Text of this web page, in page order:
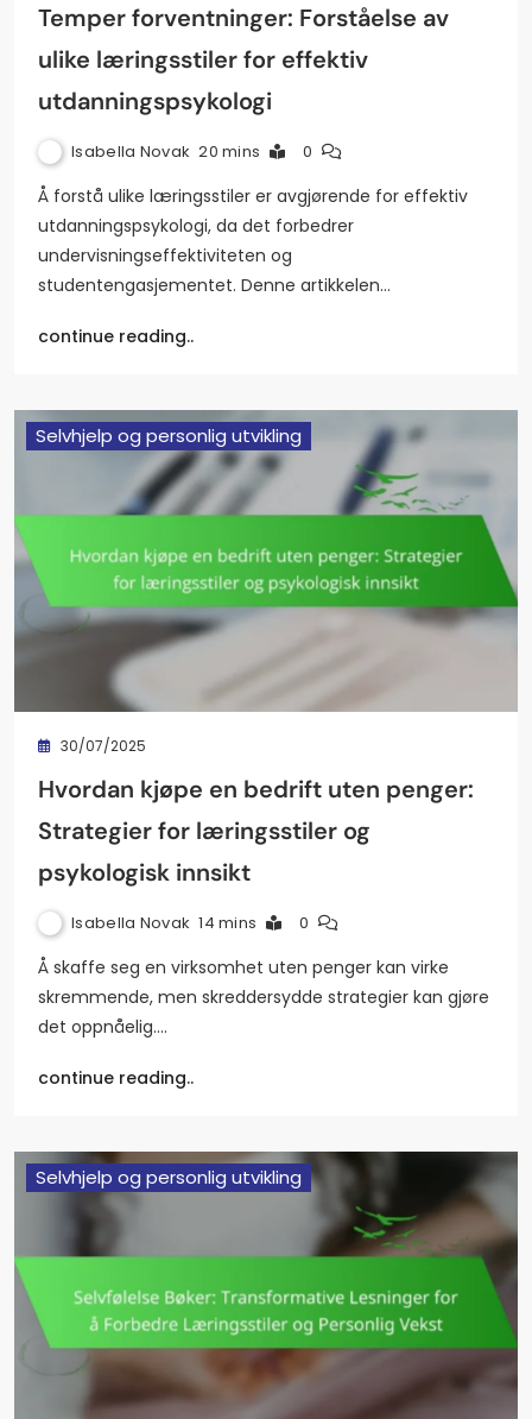
Temper forventninger: Forståelse av
ulike læringsstiler for effektiv
utdanningspsykologi
Isabella Novak 20 mins 0
Å forstå ulike læringsstiler er avgjørende for effektiv
utdanningspsykologi, da det forbedrer
undervisningseffektiviteten og
studentengasjementet. Denne artikkelen…
continue reading..
Selvhjelp og personlig utvikling
30/07/2025
Hvordan kjøpe en bedrift uten penger:
Strategier for læringsstiler og
psykologisk innsikt
Isabella Novak 14 mins 0
Å skaffe seg en virksomhet uten penger kan virke
skremmende, men skreddersydde strategier kan gjøre
det oppnåelig.…
continue reading..
Selvhjelp og personlig utvikling